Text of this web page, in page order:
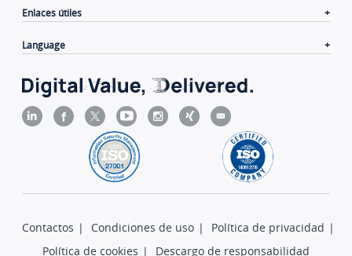
Enlaces útiles
Language
Contactos | Condiciones de uso | Política de privacidad |
Política de cookies | Descargo de responsabilidad